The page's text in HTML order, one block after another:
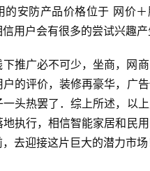
的安防产品价格位于 网价
用户会有很多的尝试兴趣产
推广必不可少，坐商，网
的评价，装修再豪华，广
头热罢了．综上所述，以
执行，相信智能家居和民
去迎接这片巨大的潜力市场